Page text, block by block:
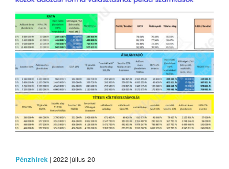
Pénzhírek| 2022 július 20